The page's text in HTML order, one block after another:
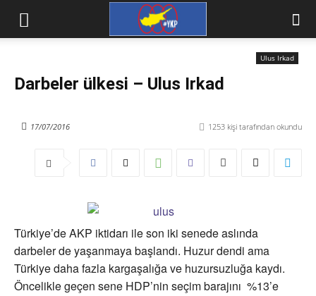
Ulus Irkad
Darbeler ülkesi – Ulus Irkad
1253 kişi tarafından okundu
17/07/2016
Türkiye’de AKP iktidarı ile son iki senede aslında
darbeler de yaşanmaya başlandı. Huzur dendi ama
Türkiye daha fazla kargaşalığa ve huzursuzluğa kaydı.
Öncelikle geçen sene HDP’nin seçim barajını %13’e